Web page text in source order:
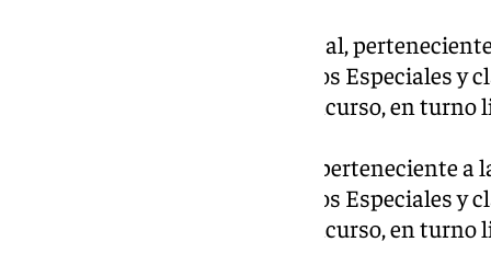
Una plaza de Agente Forestal,
Especial, subescala Servicios Especiales y
mediante el sistema de concurso, en
Una plaza de Animador/a, perteneciente
Especial, subescala Servicios Especiales y
mediante el sistema de concurso, en turno